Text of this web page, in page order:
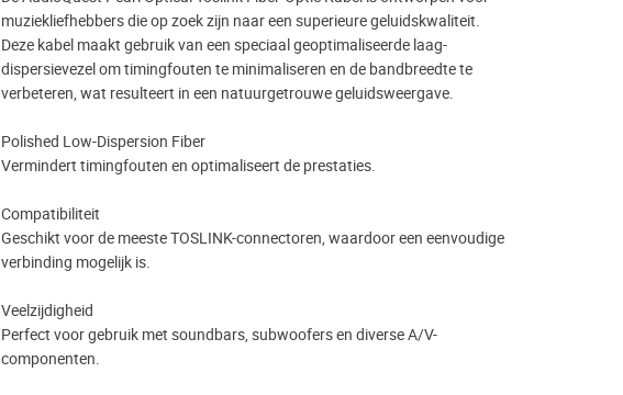
muziekliefhebbers die op zoek zijn naar een superieure geluidskwaliteit.
Deze kabel maakt gebruik van een speciaal geoptimaliseerde laag-
dispersievezel om timingfouten te minimaliseren en de bandbreedte te
verbeteren, wat resulteert in een natuurgetrouwe geluidsweergave.
Polished Low-Dispersion Fiber
Vermindert timingfouten en optimaliseert de prestaties.
Compatibiliteit
Geschikt voor de meeste TOSLINK-connectoren, waardoor een eenvoudige
verbinding mogelijk is.
Veelzijdigheid
Perfect voor gebruik met soundbars, subwoofers en diverse A/V-
componenten.